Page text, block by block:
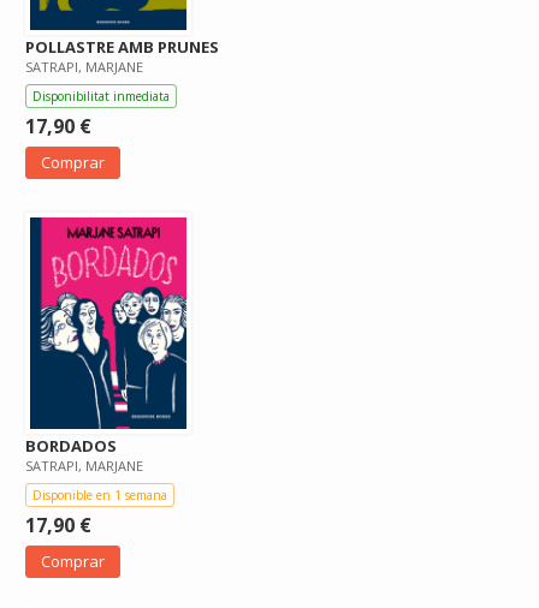
POLLASTRE AMB PRUNES
SATRAPI, MARJANE
Disponibilitat inmediata
17,90 €
Comprar
BORDADOS
SATRAPI, MARJANE
Disponible en 1 semana
17,90 €
Comprar